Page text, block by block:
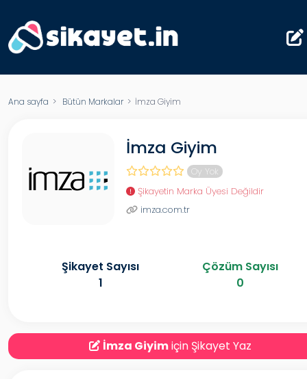
Ana sayfa > Bütün Markalar> İmza Giyim
İmza Giyim
Oy Yok
Şikayetin Marka Üyesi Değildir
imza.com.tr
Şikayet Sayısı
1
Çözüm Sayısı
0
İmza Giyimiçin Şikayet Yaz